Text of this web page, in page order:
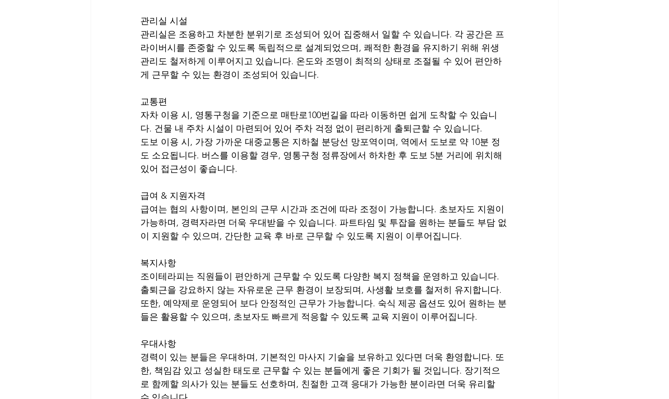
관리실 시설
관리실은 조용하고 차분한 분위기로 조성되어 있어 집중해서 일할 수 있습니다. 각 공간은 프
라이버시를 존중할 수 있도록 독립적으로 설계되었으며, 쾌적한 환경을 유지하기 위해 위생
관리도 철저하게 이루어지고 있습니다. 온도와 조명이 최적의 상태로 조절될 수 있어 편안하
게 근무할 수 있는 환경이 조성되어 있습니다.
교통편
자차 이용 시, 영통구청을 기준으로 매탄로100번길을 따라 이동하면 쉽게 도착할 수 있습니
다. 건물 내 주차 시설이 마련되어 있어 주차 걱정 없이 편리하게 출퇴근할 수 있습니다.
도보 이용 시, 가장 가까운 대중교통은 지하철 분당선 망포역이며, 역에서 도보로 약 10분 정
도 소요됩니다. 버스를 이용할 경우, 영통구청 정류장에서 하차한 후 도보 5분 거리에 위치해
있어 접근성이 좋습니다.
급여 & 지원자격
급여는 협의 사항이며, 본인의 근무 시간과 조건에 따라 조정이 가능합니다. 초보자도 지원이
가능하며, 경력자라면 더욱 우대받을 수 있습니다. 파트타임 및 투잡을 원하는 분들도 부담 없
이 지원할 수 있으며, 간단한 교육 후 바로 근무할 수 있도록 지원이 이루어집니다.
복지사항
조이테라피는 직원들이 편안하게 근무할 수 있도록 다양한 복지 정책을 운영하고 있습니다.
출퇴근을 강요하지 않는 자유로운 근무 환경이 보장되며, 사생활 보호를 철저히 유지합니다.
또한, 예약제로 운영되어 보다 안정적인 근무가 가능합니다. 숙식 제공 옵션도 있어 원하는 분
들은 활용할 수 있으며, 초보자도 빠르게 적응할 수 있도록 교육 지원이 이루어집니다.
우대사항
경력이 있는 분들은 우대하며, 기본적인 마사지 기술을 보유하고 있다면 더욱 환영합니다. 또
한, 책임감 있고 성실한 태도로 근무할 수 있는 분들에게 좋은 기회가 될 것입니다. 장기적으
로 함께할 의사가 있는 분들도 선호하며, 친절한 고객 응대가 가능한 분이라면 더욱 유리할